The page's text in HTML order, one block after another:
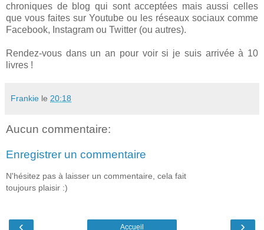
chroniques de blog qui sont acceptées mais aussi celles
que vous faites sur Youtube ou les réseaux sociaux comme
Facebook, Instagram ou Twitter (ou autres).
Rendez-vous dans un an pour voir si je suis arrivée à 10
livres !
Frankie le 20:18
Aucun commentaire:
Enregistrer un commentaire
N'hésitez pas à laisser un commentaire, cela fait
toujours plaisir :)
‹ ›
Accueil